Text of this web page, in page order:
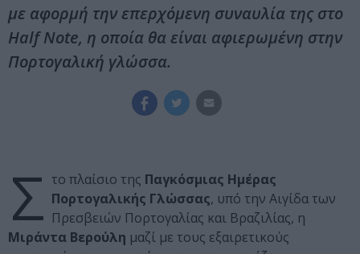
με αφορμή την επερχόμενη συναυλία της στο
Half Note, η οποία θα είναι αφιερωμένη στην
Πορτογαλική γλώσσα.
Σ το πλαίσιο της Παγκόσμιας Ημέρας
Πορτογαλικής Γλώσσας, υπό την Αιγίδα των
Πρεσβειών Πορτογαλίας και Βραζιλίας, η
Μιράντα Βερούλη μαζί με τους εξαιρετικούς